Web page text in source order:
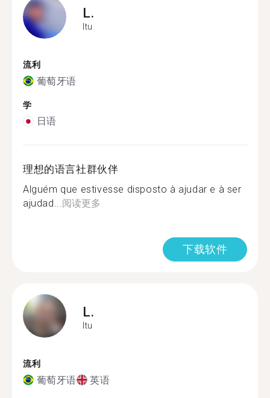
L.
Itu
流利
葡萄牙语
学
日语
理想的语言社群伙伴
Alguém que estivesse disposto à ajudar e à ser
ajudad...阅读更多
下载软件
L.
Itu
流利
葡萄牙语 英语